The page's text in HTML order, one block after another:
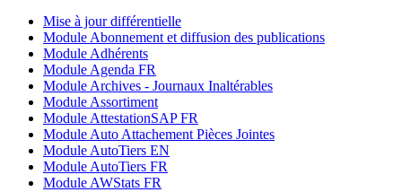
Mise à jour différentielle
Module Abonnement et diffusion des publications
Module Adhérents
Module Agenda FR
Module Archives - Journaux Inaltérables
Module Assortiment
Module AttestationSAP FR
Module Auto Attachement Pièces Jointes
Module AutoTiers EN
Module AutoTiers FR
Module AWStats FR